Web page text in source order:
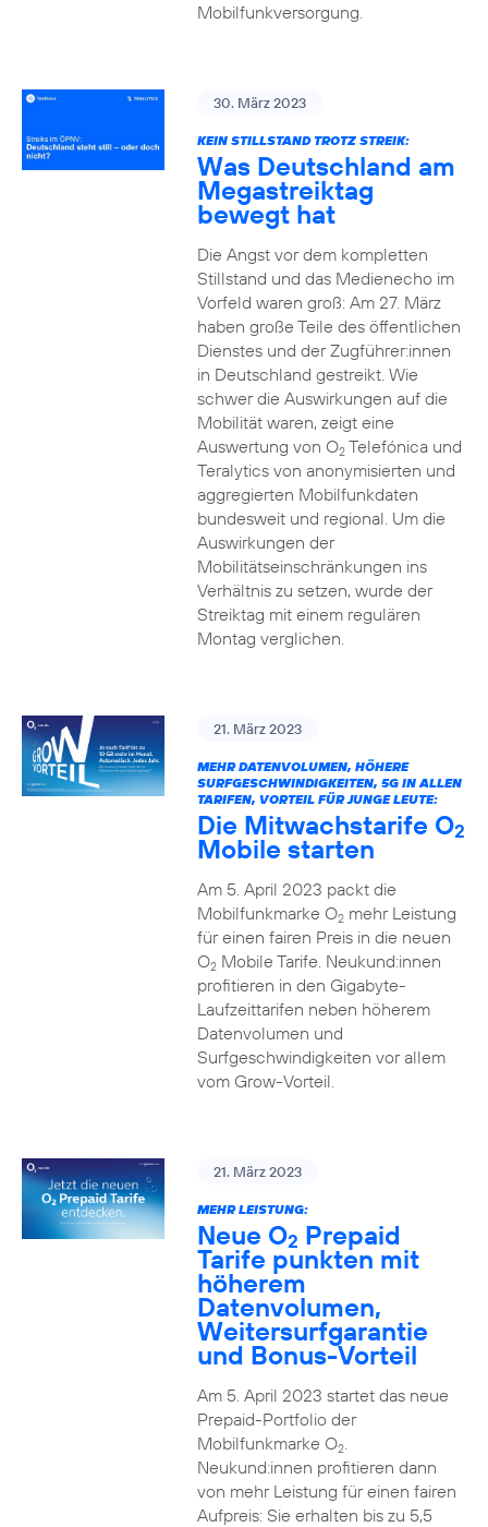
Mobilfunkversorgung.
30. März 2023
KEIN STILLSTAND TROTZ STREIK:
Was Deutschland am
Megastreiktag
bewegt hat
Die Angst vor dem kompletten
Stillstand und das Medienecho im
Vorfeld waren groß: Am 27. März
haben große Teile des öffentlichen
Dienstes und der Zugführer:innen
in Deutschland gestreikt. Wie
schwer die Auswirkungen auf die
Mobilität waren, zeigt eine
Auswertung von O2Telefónica und
Teralytics von anonymisierten und
aggregierten Mobilfunkdaten
bundesweit und regional. Um die
Auswirkungen der
Mobilitätseinschränkungen ins
Verhältnis zu setzen, wurde der
Streiktag mit einem regulären
Montag verglichen.
21. März 2023
MEHR DATENVOLUMEN, HÖHERE
SURFGESCHWINDIGKEITEN, 5G IN ALLEN
TARIFEN, VORTEIL FÜR JUNGE LEUTE:
Die Mitwachstarife O2
Mobile starten
Am 5. April 2023 packt die
Mobilfunkmarke O2mehr Leistung
für einen fairen Preis in die neuen
O2Mobile Tarife. Neukund:innen
profitieren in den Gigabyte-
Laufzeittarifen neben höherem
Datenvolumen und
Surfgeschwindigkeiten vor allem
vom Grow-Vorteil.
21. März 2023
MEHR LEISTUNG:
Neue O2 Prepaid
Tarife punkten mit
höherem
Datenvolumen,
Weitersurfgarantie
und Bonus-Vorteil
Am 5. April 2023 startet das neue
Prepaid-Portfolio der
Mobilfunkmarke O2.
Neukund:innen profitieren dann
von mehr Leistung für einen fairen
Aufpreis: Sie erhalten bis zu 5,5